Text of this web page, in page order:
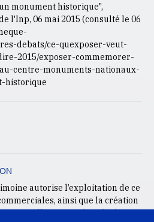
monument historique",
l'Inp, 06 mai 2015 (consulté le 06
debats/ce-quexposer-veut-
2015/exposer-commemorer-
centre-monuments-nationaux-
historique
autorise l’exploitation de ce
ainsi que la création
qu’elles soient distribuées